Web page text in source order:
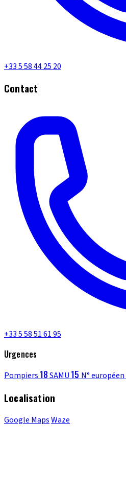
+33 5 58 44 25 20
Contact
+33 5 58 51 61 95
Urgences
Pompiers 18SAMU 15 N° européen
Localisation
Google MapsWaze